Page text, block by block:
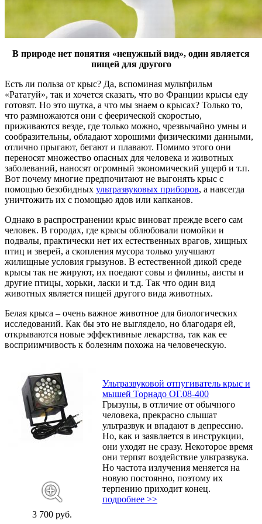
В природе нет понятия «ненужный вид», один является
пищей для другого
Есть ли польза от крыс? Да, вспоминая мультфильм
«Рататуй», так и хочется сказать, что во Франции крысы еду
готовят. Но это шутка, а что мы знаем о крысах? Только то,
что размножаются они с феерической скоростью,
приживаются везде, где только можно, чрезвычайно умны и
сообразительны, обладают хорошими физическими данными,
отлично прыгают, бегают и плавают. Помимо этого они
переносят множество опасных для человека и животных
заболеваний, наносят огромный экономический ущерб и т.п.
Вот почему многие предпочитают не выгонять крыс с
помощью безобидных ультразвуковых приборов, а навсегда
уничтожить их с помощью ядов или капканов.
Однако в распространении крыс виноват прежде всего сам
человек. В городах, где крысы облюбовали помойки и
подвалы, практически нет их естественных врагов, хищных
птиц и зверей, а скопления мусора только улучшают
жилищные условия грызунов. В естественной дикой среде
крысы так не жируют, их поедают совы и филины, аисты и
другие птицы, хорьки, ласки и т.д. Так что один вид
животных является пищей другого вида животных.
Белая крыса – очень важное животное для биологических
исследований. Как бы это не выглядело, но благодаря ей,
открываются новые эффективные лекарства, так как ее
восприимчивость к болезням похожа на человеческую.
3 700 руб.
Ультразвуковой отпугиватель крыс и
мышей Торнадо ОГ.08-400
Грызуны, в отличие от обычного
человека, прекрасно слышат
ультразвук и впадают в депрессию.
Но, как и заявляется в инструкции,
они уходят не сразу. Некоторое время
они терпят воздействие ультразвука.
Но частота излучения меняется на
новую постоянно, поэтому их
терпению приходит конец.
подробнее >>